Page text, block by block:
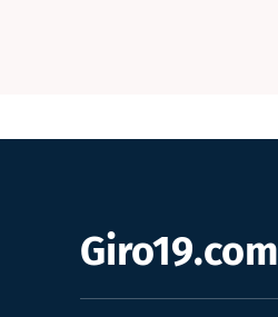
Giro19.com